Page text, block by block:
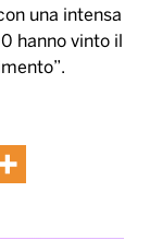
una intensa
hanno vinto il